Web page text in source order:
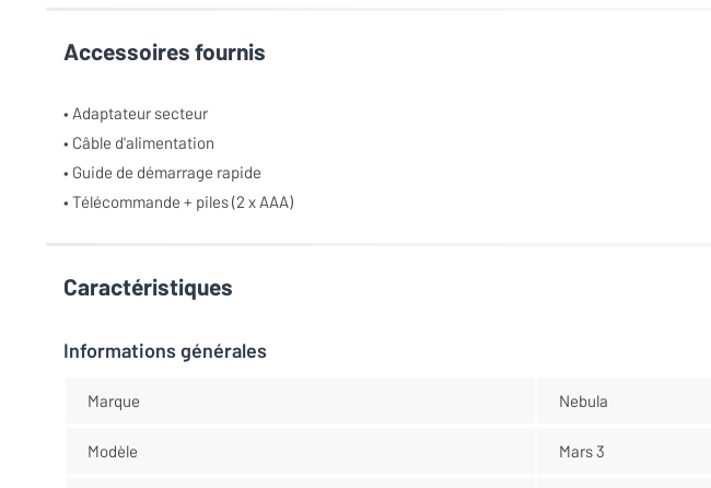
Accessoires fournis
• Adaptateur secteur
• Câble d'alimentation
• Guide de démarrage rapide
• Télécommande + piles (2 x AAA)
Caractéristiques
Informations générales
Marque Nebula
Modèle Mars 3